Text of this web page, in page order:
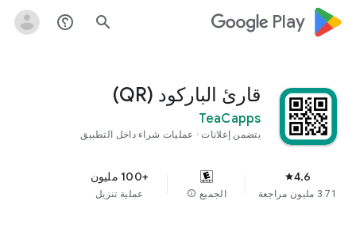
google_logo Play
search
help_outline
قارئ الباركود (QR)
TeaCapps
يتضمن إعلانات عمليات شراء داخل التطبيق
4.6
star
3.71 مليون مراجعة الجميع info
+100 مليون
عملية تنزيل